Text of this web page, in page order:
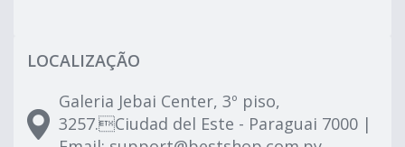
LOCALIZAÇÃO
Galeria Jebai Center, 3º piso,
3257.Ciudad del Este - Paraguai 7000 |